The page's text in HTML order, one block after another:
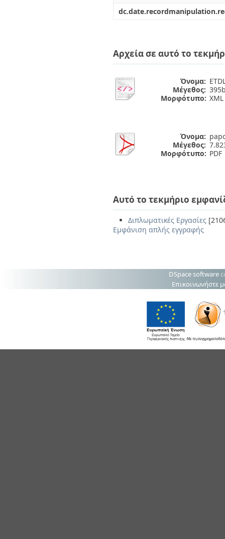
Αρχεία σε αυτό το
Όνομα:
Μέγεθος:
Μορφότυπο: XML
Όνομα:
Μέγεθος:
Μορφότυπο: PDF
Αυτό το τεκμήριο
Διπλωματικές Εργασίες
Εμφάνιση απλής εγγραφής
DSpace software
Επικοινωνήστε